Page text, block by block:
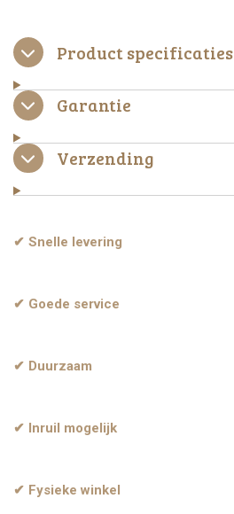
Product specificaties
Garantie
Verzending
✔ Snelle levering
✔ Goede service
✔ Duurzaam
✔ Inruil mogelijk
✔ Fysieke winkel